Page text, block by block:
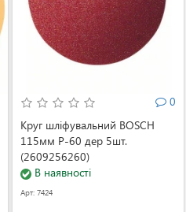
0
Круг шліфувальний BOSCH
115мм Р-60 дер 5шт.
(2609256260)
В наявності
Арт: 7424